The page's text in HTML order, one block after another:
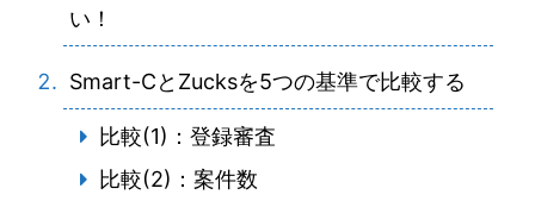
い！
Smart-CとZucksを5つの基準で比較する
比較(1)：登録審査
比較(2)：案件数